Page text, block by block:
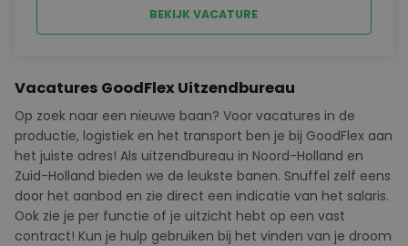
van alle bijbehorende docu...
BEKIJK VACATURE
Vacatures GoodFlex Uitzendbureau
Op zoek naar een nieuwe baan? Voor vacatures in de
productie, logistiek en het transport ben je bij GoodFlex aan
het juiste adres! Als uitzendbureau in Noord-Holland en
Zuid-Holland bieden we de leukste banen. Snuffel zelf eens
door het aanbod en zie direct een indicatie van het salaris.
Ook zie je per functie of je uitzicht hebt op een vast
contract! Kun je hulp gebruiken bij het vinden van je droom